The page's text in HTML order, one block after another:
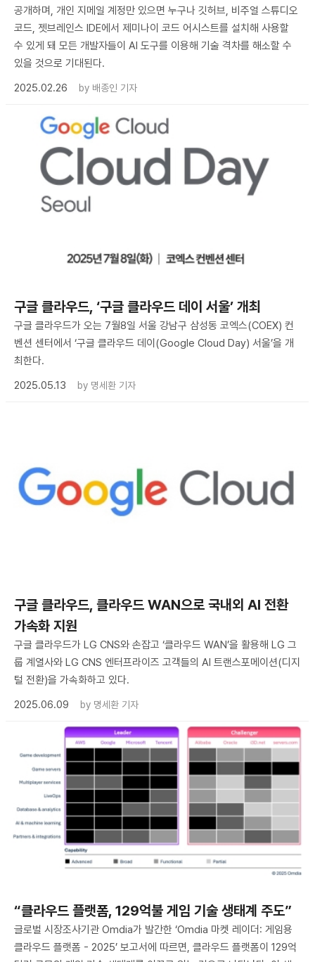
공개하며, 개인 지메일 계정만 있으면 누구나 깃허브, 비주얼 스튜디오
코드, 젯브레인스 IDE에서 제미나이 코드 어시스트를 설치해 사용할
수 있게 돼 모든 개발자들이 AI 도구를 이용해 기술 격차를 해소할 수
있을 것으로 기대된다.
2025.02.26
by 배종인 기자
구글 클라우드, ‘구글 클라우드 데이 서울’ 개최
구글 클라우드가 오는 7월8일 서울 강남구 삼성동 코엑스(COEX) 컨
벤션 센터에서 ‘구글 클라우드 데이(Google Cloud Day) 서울’을 개
최한다.
2025.05.13
by 명세환 기자
구글 클라우드, 클라우드 WAN으로 국내외 AI 전환
가속화 지원
구글 클라우드가 LG CNS와 손잡고 ‘클라우드 WAN’을 활용해 LG 그
룹 계열사와 LG CNS 엔터프라이즈 고객들의 AI 트랜스포메이션(디지
털 전환)을 가속화하고 있다.
2025.06.09
by 명세환 기자
“클라우드 플랫폼, 129억불 게임 기술 생태계 주도”
글로벌 시장조사기관 Omdia가 발간한 ‘Omdia 마켓 레이더: 게임용
클라우드 플랫폼 - 2025’ 보고서에 따르면, 클라우드 플랫폼이 129억